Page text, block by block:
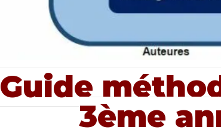
Guide
3ème